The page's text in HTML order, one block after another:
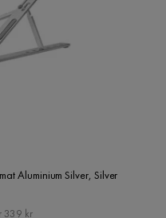
Aluminium Silver, Silver
339 kr